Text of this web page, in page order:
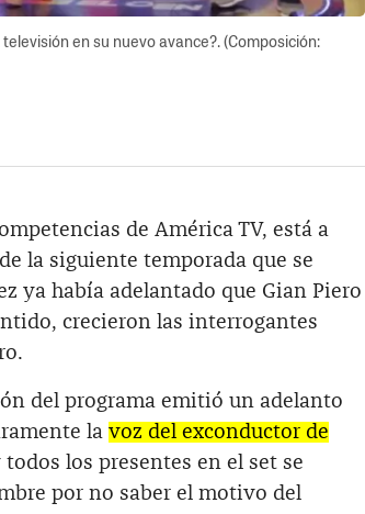
en su nuevo avance?. (Composición:
de América TV, está a
la siguiente temporada que se
ya había adelantado que Gian Piero
crecieron las interrogantes
del programa emitió un adelanto
la voz del exconductor de
los presentes en el set se
por no saber el motivo del